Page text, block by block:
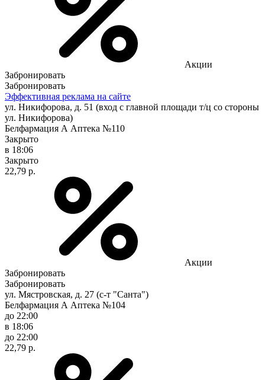
Акции
Забронировать
Забронировать
Эффективная реклама на сайте
ул. Никифорова, д. 51 (вход с главной площади т/ц со стороны
ул. Никифорова)
Белфармация А Аптека №110
Закрыто
в 18:06
Закрыто
22,79 р.
Акции
Забронировать
Забронировать
ул. Мястровская, д. 27 (с-т "Санта")
Белфармация А Аптека №104
до 22:00
в 18:06
до 22:00
22,79 р.